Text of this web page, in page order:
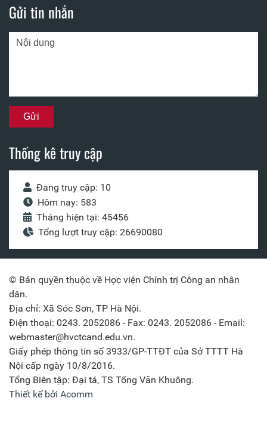
Gửi tin nhắn
Thống kê truy cập
Đang truy cập: 10
Hôm nay: 583
Tháng hiện tại: 45456
Tổng lượt truy cập: 26690080
© Bản quyền thuộc về Học viện Chính trị Công an nhân
dân.
Địa chỉ: Xã Sóc Sơn, TP Hà Nội.
Điện thoại: 0243. 2052086 - Fax: 0243. 2052086 - Email:
webmaster@hvctcand.edu.vn.
Giấy phép thông tin số 3933/GP-TTĐT của Sở TTTT Hà
Nội cấp ngày 10/8/2016.
Tổng Biên tập: Đại tá, TS Tống Văn Khuông.
Thiết kế bởi Acomm